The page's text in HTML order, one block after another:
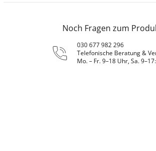
Noch Fragen zum
030 677 982 296
Telefonische Beratung &
Mo. – Fr. 9–18 Uhr, Sa.